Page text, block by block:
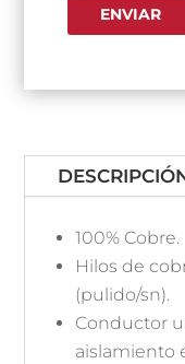
100% Cobre.
Hilos de
(pulido/sn).
Conductor
aislamiento